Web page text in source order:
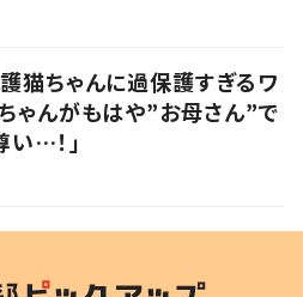
猫ちゃんに過保護すぎるワ
ゃんがもはや”お母さん”で
い…！」